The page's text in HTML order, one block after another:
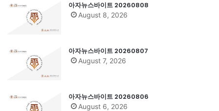
아자뉴스바이트 20260808
August 8, 2026
아자뉴스바이트 20260807
August 7, 2026
아자뉴스바이트 20260806
August 6, 2026